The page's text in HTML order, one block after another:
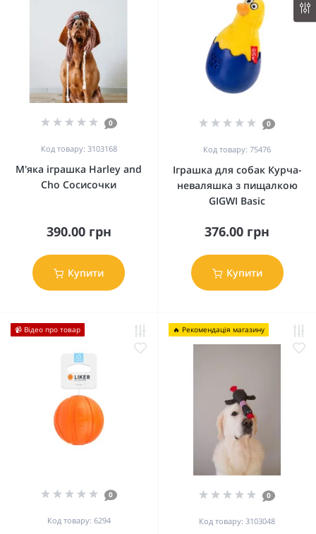
0
Код товару: 3103168
М'яка іграшка Harley and
Cho Сосисочки
390.00 грн
Купити
0
Код товару: 75476
Іграшка для собак Курча-
неваляшка з пищалкою
GIGWI Basic
376.00 грн
Купити
📹 Відео про товар
0
Код товару: 6294
🔥 Рекомендація магазину
0
Код товару: 3103048